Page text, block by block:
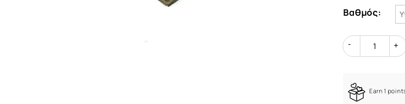
Βαθμός:
Quantity
Earn 1